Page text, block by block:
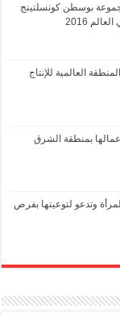
بوسطن كونسلتينج
العالمية للإنتاج
بمنطقة الشرق
وتدعو لتوعيتها بفرص